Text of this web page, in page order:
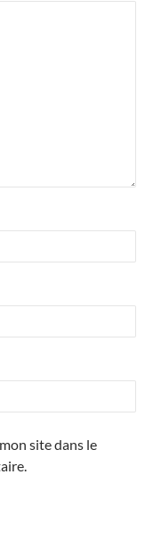
site dans le